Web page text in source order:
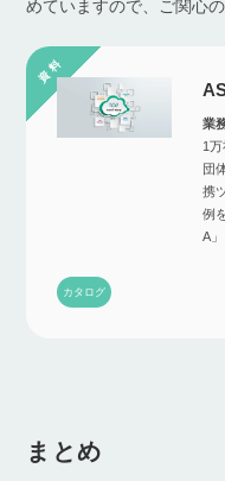
めていますので、ご関心
業
1
団
携
例
A
カタログ
まとめ